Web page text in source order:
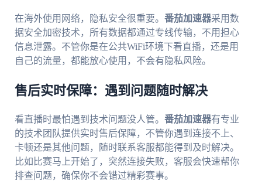
在海外使用网络，隐私安全很重要。 番茄加速器采用数
据安全加密技术，所有数据都通过专线传输，不用担心
信息泄露。不管你是在公共WiFi环境下看直播，还是用
自己的流量，都能放心使用，不会有隐私风险。
售后实时保障：遇到问题随时解决
看直播时最怕遇到技术问题没人管。 番茄加速器有专业
的技术团队提供实时售后保障，不管你遇到连接不上、
卡顿还是其他问题，随时联系客服都能得到及时解决。
比如比赛马上开始了，突然连接失败，客服会快速帮你
排查问题，确保你不会错过精彩赛事。